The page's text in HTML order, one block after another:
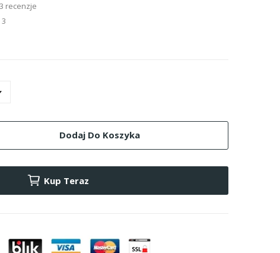
recenzje
3
Dodaj Do Koszyka
Kup Teraz